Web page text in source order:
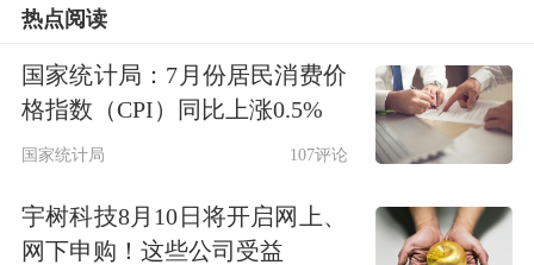
热点阅读
国家统计局：7月份居民消费价
格指数（CPI）同比上涨0.5%
国家统计局 107评论
宇树科技8月10日将开启网上、
网下申购！这些公司受益